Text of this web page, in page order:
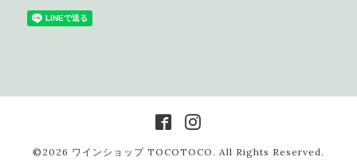
©2026 ワインショップ TOCOTOCO . All Rights Reserved.